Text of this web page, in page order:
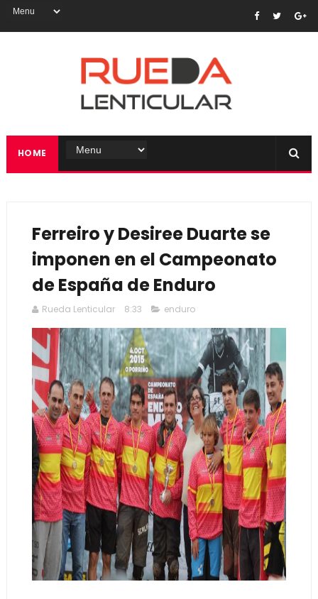
HOME
Ferreiro y Desiree Duarte se
imponen en el Campeonato
de España de Enduro
Rueda Lenticular 8:33 enduro